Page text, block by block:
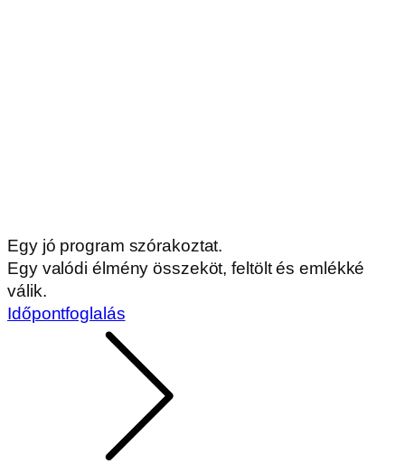
Egy jó program szórakoztat.
Egy valódi élmény összeköt, feltölt és emlékké
válik.
Időpontfoglalás